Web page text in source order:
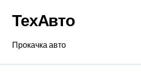
содержанию
ТехАвто
Прокачка авто